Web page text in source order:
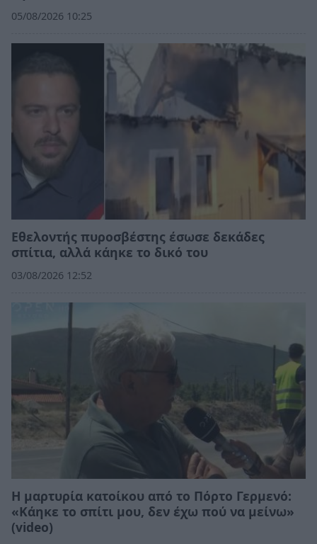
05/08/2026 10:25
Εθελοντής πυροσβέστης έσωσε δεκάδες
σπίτια, αλλά κάηκε το δικό του
03/08/2026 12:52
Η μαρτυρία κατοίκου από το Πόρτο Γερμενό:
«Κάηκε το σπίτι μου, δεν έχω πού να μείνω»
(video)